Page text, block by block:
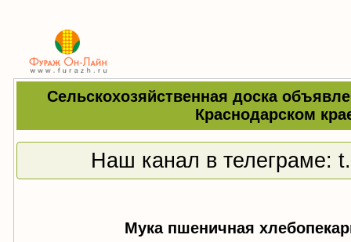
Сельскохозяйственная доска
Краснодарском
Наш канал в телеграме:
Мука пшеничная